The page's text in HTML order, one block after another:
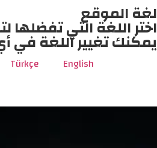
لغة الموقع
اختر اللغة التي
يمكنك تغيير اللغة في
English
Türkçe